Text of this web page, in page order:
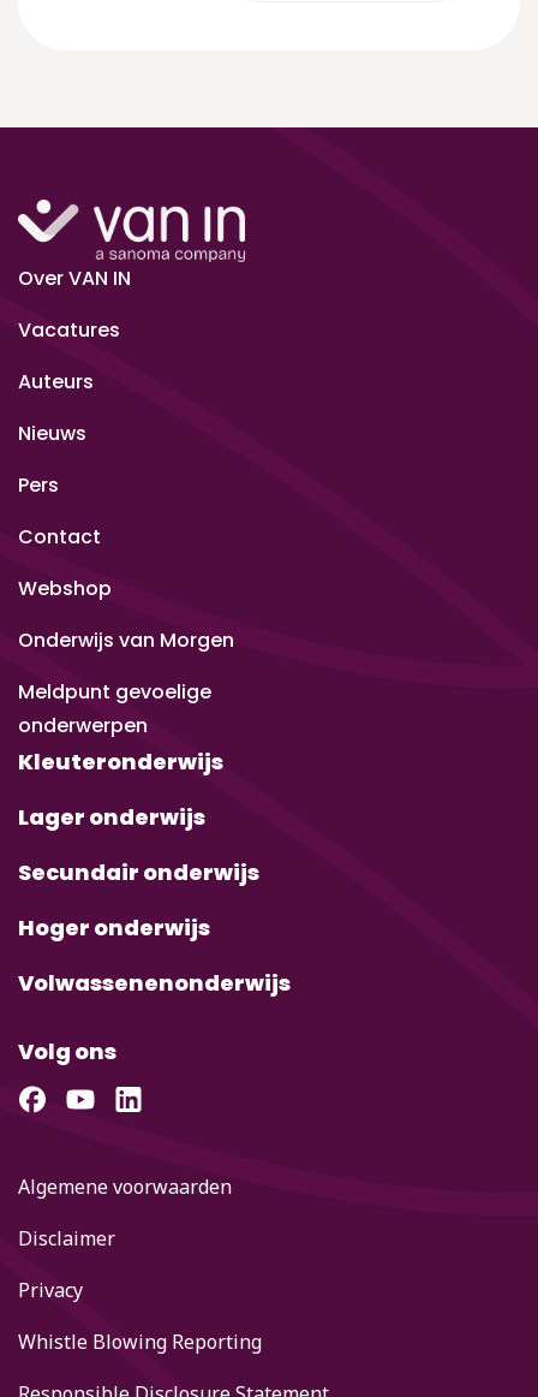
Over VAN IN
Vacatures
Auteurs
Nieuws
Pers
Contact
Webshop
Onderwijs van Morgen
Meldpunt gevoelige
onderwerpen
Kleuteronderwijs
Lager onderwijs
Secundair onderwijs
Hoger onderwijs
Volwassenenonderwijs
Volg ons
Algemene voorwaarden
Disclaimer
Privacy
Whistle Blowing Reporting